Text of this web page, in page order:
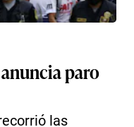
paro
las